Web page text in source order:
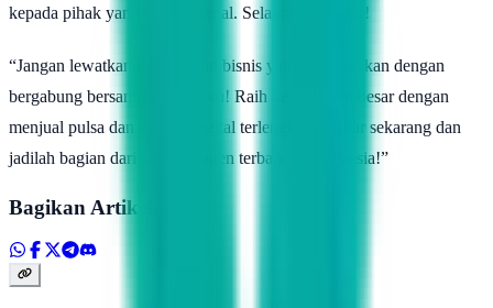
kepada pihak yang tidak dikenal. Selamat mencoba!
“Jangan lewatkan kesempatan bisnis yang menjanjikan dengan
bergabung bersama Topindoku! Raih keunggulan besar dengan
menjual pulsa dan produk digital terlengkap. Daftar sekarang dan
jadilah bagian dari jaringan agen terbaik di Indonesia!”
Bagikan Artikel